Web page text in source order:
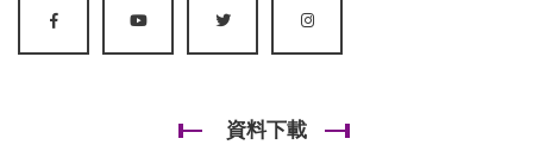
資料下載